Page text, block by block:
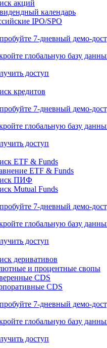
доступ
акций
календарь
IPO/SPO
7-дневный
глобальную базу данных
доступ
кредитов
7-дневный
глобальную базу данных
доступ
ETF & Funds
ETF & Funds
ПИФ
Mutual Funds
7-дневный
глобальную базу данных
доступ
деривативов
и процентные свопы
CDS
CDS
7-дневный